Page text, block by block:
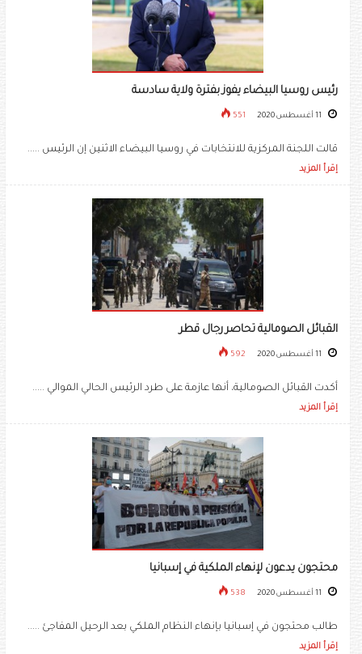
رئيس روسيا البيضاء يفوز بفترة ولاية سادسة
551
قالت اللجنة المركزية للانتخابات في روسيا البيضاء الاثنين إن الرئيس .....
إقرأ المزيد
القبائل الصومالية تحاصر رجال قطر
592
أكدت القبائل الصومالية، أنها عازمة على طرد الرئيس الحالي الموالي .....
إقرأ المزيد
محتجون يدعون لإنهاء الملكية في إسبانيا
538
طالب محتجون في إسبانيا بإنهاء النظام الملكي بعد الرحيل المفاجئ .....
إقرأ المزيد